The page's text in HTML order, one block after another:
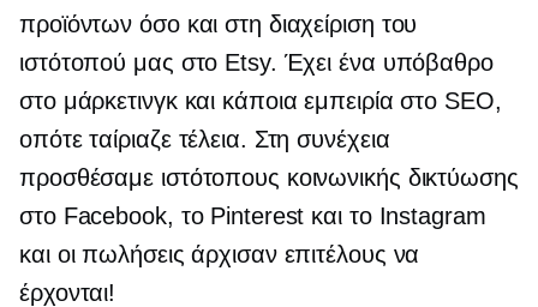
προϊόντων όσο και στη διαχείριση του
ιστότοπού μας στο Etsy. Έχει ένα υπόβαθρο
στο μάρκετινγκ και κάποια εμπειρία στο SEO,
οπότε ταίριαζε τέλεια. Στη συνέχεια
προσθέσαμε ιστότοπους κοινωνικής δικτύωσης
στο Facebook, το Pinterest και το Instagram
και οι πωλήσεις άρχισαν επιτέλους να
έρχονται!